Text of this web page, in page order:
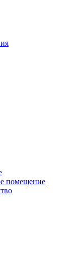
помещение